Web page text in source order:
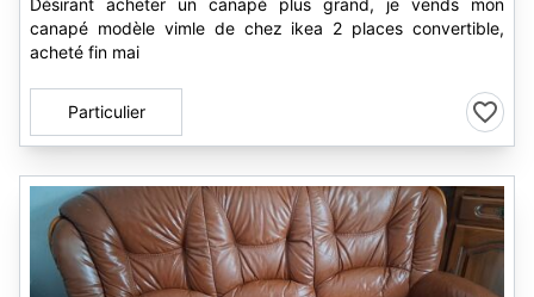
Désirant acheter un canapé plus grand, je vends mon
canapé modèle vimle de chez ikea 2 places convertible,
acheté fin mai
Particulier